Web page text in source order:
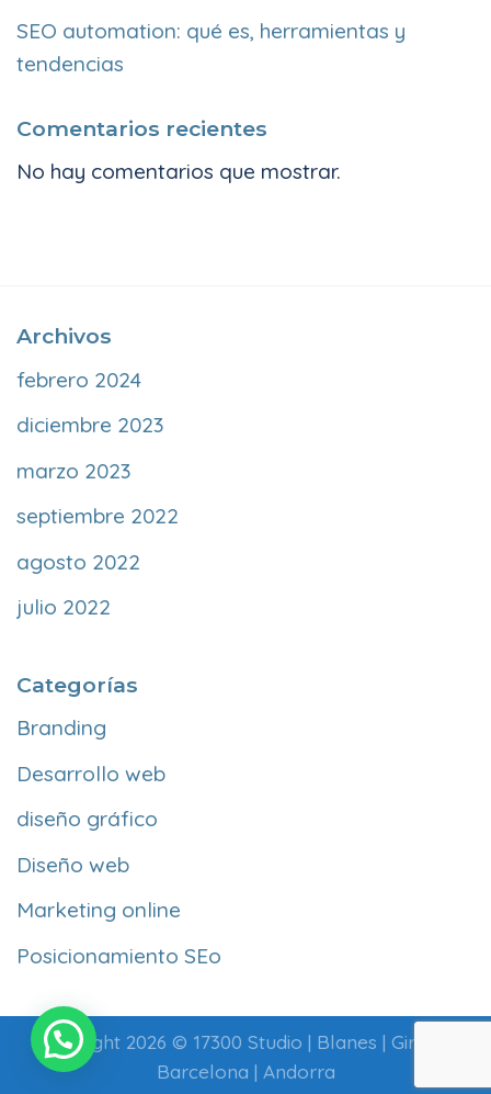
SEO automation: qué es, herramientas y
tendencias
Comentarios recientes
No hay comentarios que mostrar.
Archivos
febrero 2024
diciembre 2023
marzo 2023
septiembre 2022
agosto 2022
julio 2022
Categorías
Branding
Desarrollo web
diseño gráfico
Diseño web
Marketing online
Posicionamiento SEo
Copyright 2026 © 17300 Studio | Blanes | Girona |
Barcelona | Andorra